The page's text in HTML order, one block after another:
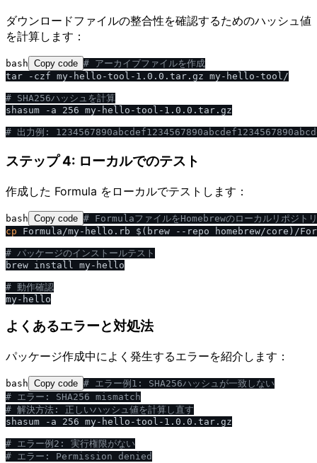
ダウンロードファイルの整合性を確認するためのハッシュ値
を計算します：
bash Copy code # アーカイブファイルを作成
tar -czf my-hello-tool-1.0.0.tar.gz my-hello-tool/
# SHA256ハッシュを計算
shasum -a 256 my-hello-tool-1.0.0.tar.gz
# 出力例:
ステップ 4: ローカルでのテスト
作成した Formula をローカルでテストします：
bash Copy code # FormulaファイルをHomebrewのローカルリポジト
cp Formula/my-hello.rb $(brew --repo homebrew/core)/
# パッケージのインストールテスト
brew install my-hello
# 動作確認
よくあるエラーと対処法
パッケージ作成中によく発生するエラーを紹介します：
bash Copy code # エラー例1: SHA256ハッシュが一致しない
# エラー: SHA256 mismatch
# 解決方法: 正しいハッシュ値を計算し直す
shasum -a 256 my-hello-tool-1.0.0.tar.gz
# エラー例2: 実行権限がない
# エラー: Permission denied